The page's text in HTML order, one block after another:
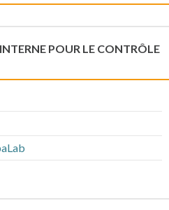
POUR LE CONTRÔLE